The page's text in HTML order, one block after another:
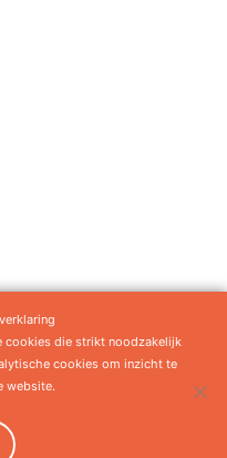
Algemene voorwaarden
cookies die strikt noodzakelijk
cookies om inzicht te
website.